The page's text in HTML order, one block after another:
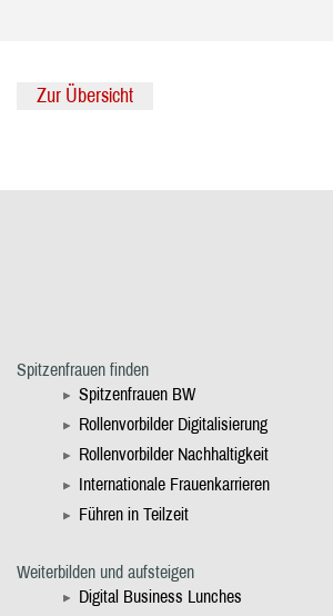
Zur Übersicht
Spitzenfrauen finden
Spitzenfrauen BW
Rollenvorbilder Digitalisierung
Rollenvorbilder Nachhaltigkeit
Internationale Frauenkarrieren
Führen in Teilzeit
Weiterbilden und aufsteigen
Digital Business Lunches